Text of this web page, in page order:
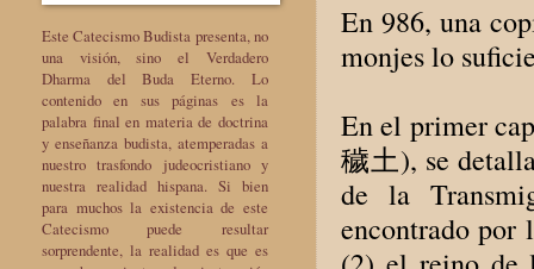
En 986, una
monjes lo
En el primer
穢土), se
de la
encontrado por
Este Catecismo Budista presenta, no
una visión, sino el Verdadero
Dharma del Buda Eterno. Lo
contenido en sus páginas es la
palabra final en materia de doctrina
y enseñanza budista, atemperadas a
nuestro trasfondo judeocristiano y
nuestra realidad hispana. Si bien
para muchos la existencia de este
Catecismo puede resultar
sorprendente, la realidad es que es